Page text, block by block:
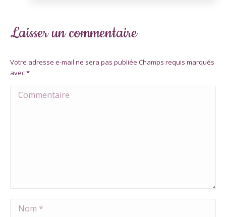
Laisser un commentaire
Votre adresse e-mail ne sera pas publiée Champs requis marqués
avec*
Commentaire
Nom *